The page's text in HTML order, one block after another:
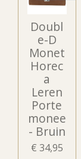
Doubl
e-D
Monet
Horec
a
Leren
Porte
monee
- Bruin
€ 34,95